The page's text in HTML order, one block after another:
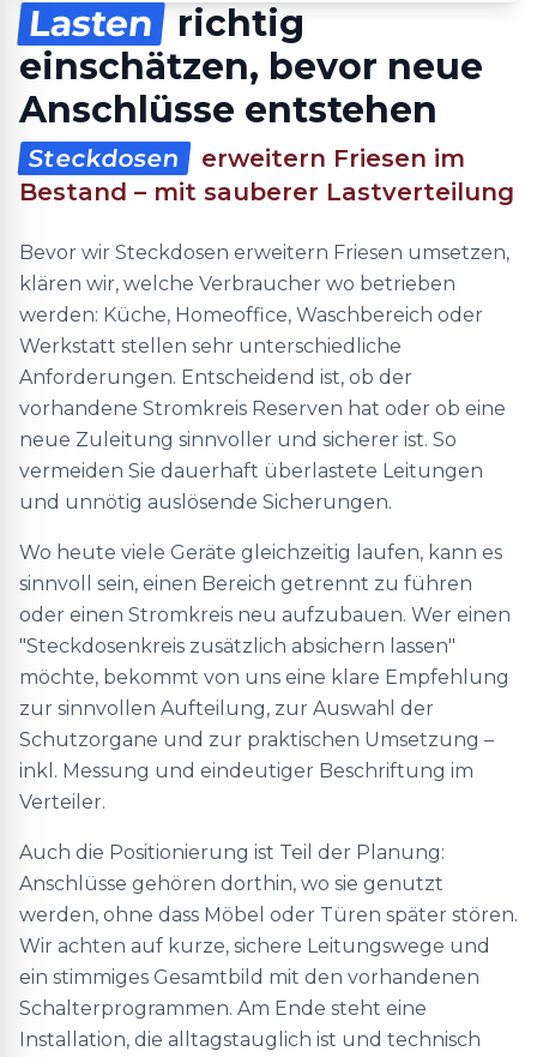
Lasten
richtig
einschätzen, bevor neue
Anschlüsse entstehen
Steckdosen
erweitern Friesen im
Bestand – mit sauberer Lastverteilung
Bevor wir Steckdosen erweitern Friesen umsetzen,
klären wir, welche Verbraucher wo betrieben
werden: Küche, Homeoffice, Waschbereich oder
Werkstatt stellen sehr unterschiedliche
Anforderungen. Entscheidend ist, ob der
vorhandene Stromkreis Reserven hat oder ob eine
neue Zuleitung sinnvoller und sicherer ist. So
vermeiden Sie dauerhaft überlastete Leitungen
und unnötig auslösende Sicherungen.
Wo heute viele Geräte gleichzeitig laufen, kann es
sinnvoll sein, einen Bereich getrennt zu führen
oder einen Stromkreis neu aufzubauen. Wer einen
"Steckdosenkreis zusätzlich absichern lassen"
möchte, bekommt von uns eine klare Empfehlung
zur sinnvollen Aufteilung, zur Auswahl der
Schutzorgane und zur praktischen Umsetzung –
inkl. Messung und eindeutiger Beschriftung im
Verteiler.
Auch die Positionierung ist Teil der Planung:
Anschlüsse gehören dorthin, wo sie genutzt
werden, ohne dass Möbel oder Türen später stören.
Wir achten auf kurze, sichere Leitungswege und
ein stimmiges Gesamtbild mit den vorhandenen
Schalterprogrammen. Am Ende steht eine
Installation, die alltagstauglich ist und technisch